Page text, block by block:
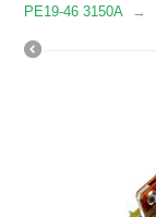
РЕ19-46 3150А